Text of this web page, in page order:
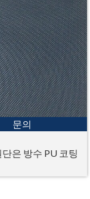
문의
은 방수 PU 코팅